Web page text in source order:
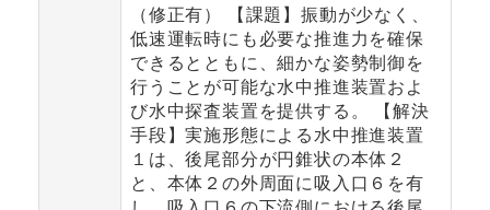
（修正有） 【課題】振動が少なく、
低速運転時にも必要な推進力を確保
できるとともに、細かな姿勢制御を
行うことが可能な水中推進装置およ
び水中探査装置を提供する。 【解決
手段】実施形態による水中推進装置
１は、後尾部分が円錐状の本体２
と、本体２の外周面に吸入口６を有